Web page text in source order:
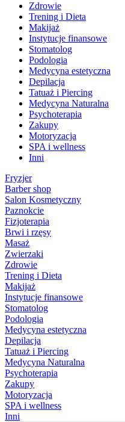
Zdrowie
Trening i Dieta
Makijaż
Instytucje finansowe
Stomatolog
Podologia
Medycyna estetyczna
Depilacja
Tatuaż i Piercing
Medycyna Naturalna
Psychoterapia
Zakupy
Motoryzacja
SPA i wellness
Inni
Fryzjer
Barber shop
Salon Kosmetyczny
Paznokcie
Fizjoterapia
Brwi i rzęsy
Masaż
Zwierzaki
Zdrowie
Trening i Dieta
Makijaż
Instytucje finansowe
Stomatolog
Podologia
Medycyna estetyczna
Depilacja
Tatuaż i Piercing
Medycyna Naturalna
Psychoterapia
Zakupy
Motoryzacja
SPA i wellness
Inni